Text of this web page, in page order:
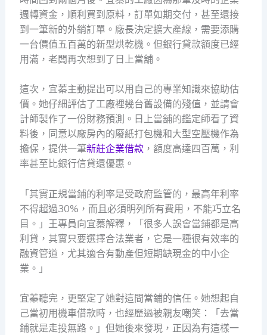
週轉資金，順利買到原料，訂單如期交付，甚至還接
到一筆新的外銷訂單。廠長決定擴大產線，需要添購
一台價值五百萬的新型烘乾機。但銀行貸款額度已經
用滿，老闆再次想到了日上當舖。
這次，宜蓁主動提出可以用自己的專業知識來協助估
價。她仔細評估了工廠裡幾台舊設備的殘值，並請會
計師製作了一份財務預測。日上當舖的鑑定師看了資
料後，同意以廠房內的廢紙打包機和大型空壓機作為
擔保，提供一筆新莊企業借款，額度高達四百萬，利
率甚至比銀行信貸還優惠。
「其實正規當鋪的利率是受政府監管的，最高年利率
不得超過30%，而且必須明列所有費用，不能巧立名
目。」王專員向宜蓁解釋，「很多人誤會當鋪都是高
利貸，其實只要選擇合法業者，它是一種很有效率的
融資管道，尤其適合有動產但短期缺現金的中小企
業。」
宜蓁聽完，更堅定了她對這間當鋪的信任。她想起自
己當初用機車借款時，也經歷過被親友嘲笑：「去當
鋪就是走投無路。」但她後來發現，正因為有這樣一